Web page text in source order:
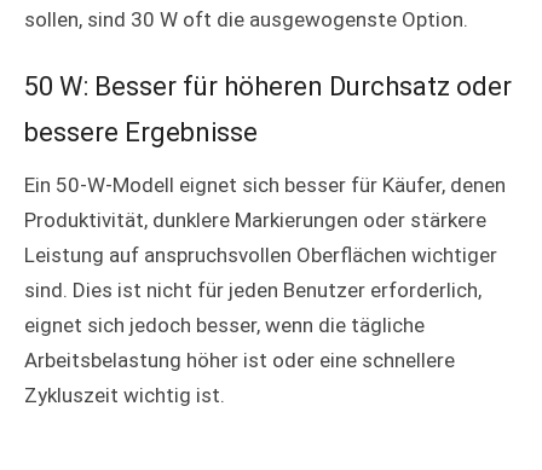
sollen, sind 30 W oft die ausgewogenste Option.
50 W: Besser für höheren Durchsatz oder
bessere Ergebnisse
Ein 50-W-Modell eignet sich besser für Käufer, denen
Produktivität, dunklere Markierungen oder stärkere
Leistung auf anspruchsvollen Oberflächen wichtiger
sind. Dies ist nicht für jeden Benutzer erforderlich,
eignet sich jedoch besser, wenn die tägliche
Arbeitsbelastung höher ist oder eine schnellere
Zykluszeit wichtig ist.